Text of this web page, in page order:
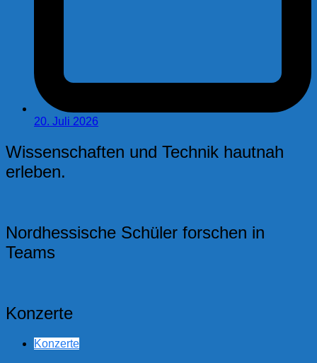
20. Juli 2026
Wissenschaften und Technik hautnah
erleben.
Nordhessische Schüler forschen in
Teams
Konzerte
Konzerte